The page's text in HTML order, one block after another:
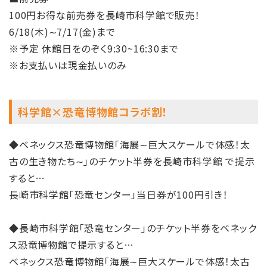
100円お得な前売券を長崎市科学館で販売！
6/18(木)∼7/17(金)まで
※予定 休館日をのぞく9:30~16:30まで
※お支払いは現金払いのみ
科学館×恐竜博物館コラボ割！
◆ベネックス恐竜博物館「海展∼巨大スケールで体感！太
古の生き物たち∼」のチケット半券を長崎市科学館 で提示
すると…
長崎市科学館「恐竜センター」当日券が100円引き！
◆長崎市科学館「恐竜センター」のチケット半券をベネック
ス恐竜博物館で提示すると…
ベネックス恐竜博物館「海展∼巨大スケールで体感！太古